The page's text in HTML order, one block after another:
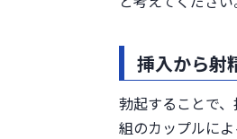
挿入から射
勃起することで
組のカップルによ